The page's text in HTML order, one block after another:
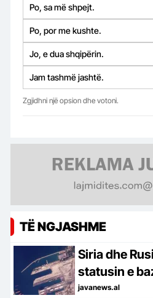
Po, sa më shpejt.
Po, por me kushte.
Jo, e dua shqipërin.
Jam tashmë jashtë.
Zgjidhni një opsion dhe votoni.
TË NGJASHME
Siria dhe
statusin e
Hmeimim,
javanews.al